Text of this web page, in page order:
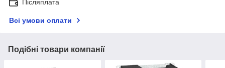
Післяплата
Всі умови оплати
Подібні товари компанії